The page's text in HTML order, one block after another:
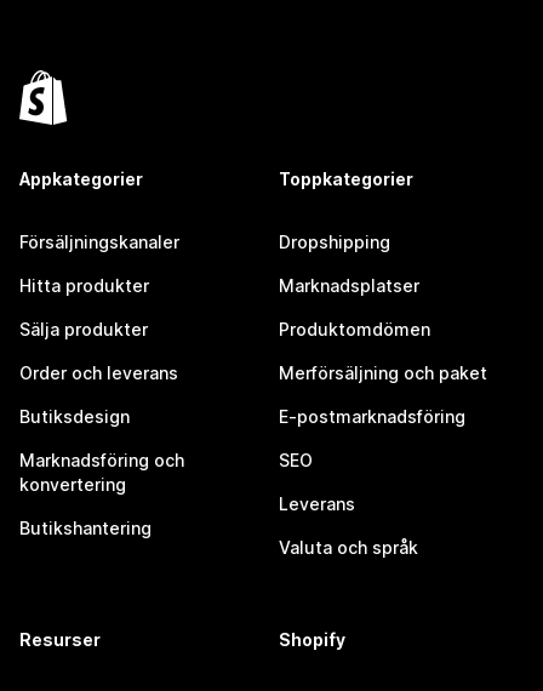
Appkategorier
Försäljningskanaler
Hitta produkter
Sälja produkter
Order och leverans
Butiksdesign
Marknadsföring och
konvertering
Butikshantering
Toppkategorier
Dropshipping
Marknadsplatser
Produktomdömen
Merförsäljning och paket
E-postmarknadsföring
SEO
Leverans
Valuta och språk
Resurser Shopify